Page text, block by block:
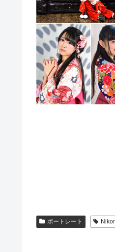
ポートレート